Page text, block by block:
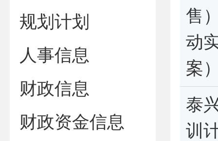
规划计划
人事信息
财政信息
财政资金信息
售
动
案
泰
训